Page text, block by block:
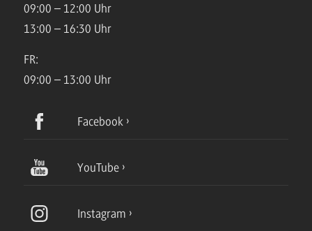
09:00 – 12:00 Uhr
13:00 – 16:30 Uhr
FR:
09:00 – 13:00 Uhr
Facebook
YouTube
Instagram